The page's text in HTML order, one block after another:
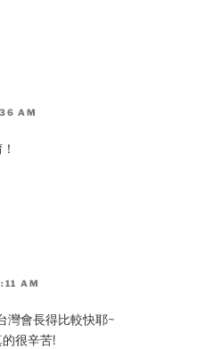
AM
AM
灣會長得比較快耶~
很辛苦!